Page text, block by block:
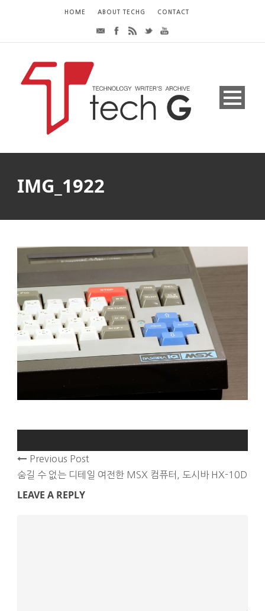
HOME ABOUT TECHG CONTACT
IMG_1922
Previous Post
숨길 수 없는 디테일 여전한 MSX 컴퓨터, 도시바 HX-10D
LEAVE A REPLY